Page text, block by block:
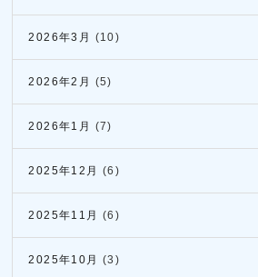
2026年3月 (10)
2026年2月 (5)
2026年1月 (7)
2025年12月 (6)
2025年11月 (6)
2025年10月 (3)